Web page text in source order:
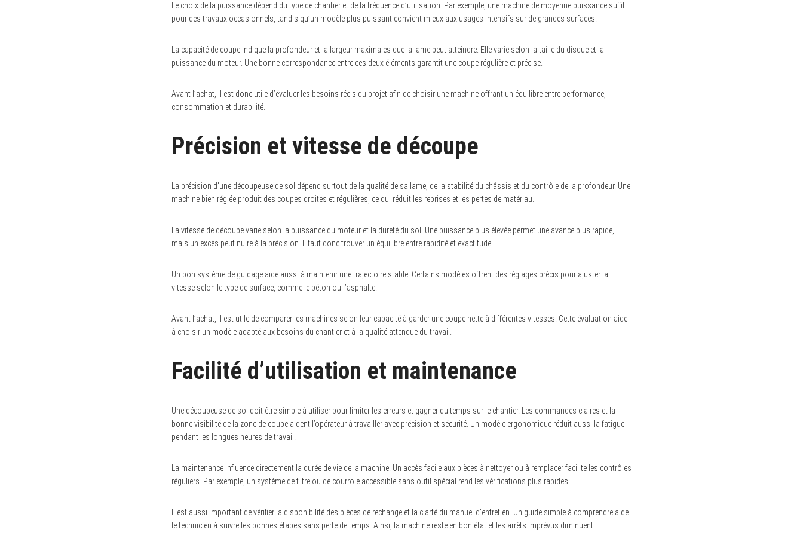
Le choix de la puissance dépend du type de chantier et de la fréquence d’utilisation. Par exemple, une machine de moyenne puissance suffit
pour des travaux occasionnels, tandis qu’un modèle plus puissant convient mieux aux usages intensifs sur de grandes surfaces.
La capacité de coupe indique la profondeur et la largeur maximales que la lame peut atteindre. Elle varie selon la taille du disque et la
puissance du moteur. Une bonne correspondance entre ces deux éléments garantit une coupe régulière et précise.
Avant l’achat, il est donc utile d’évaluer les besoins réels du projet afin de choisir une machine offrant un équilibre entre performance,
consommation et durabilité.
Précision et vitesse de découpe
La précision d’une découpeuse de sol dépend surtout de la qualité de sa lame, de la stabilité du châssis et du contrôle de la profondeur. Une
machine bien réglée produit des coupes droites et régulières, ce qui réduit les reprises et les pertes de matériau.
La vitesse de découpe varie selon la puissance du moteur et la dureté du sol. Une puissance plus élevée permet une avance plus rapide,
mais un excès peut nuire à la précision. Il faut donc trouver un équilibre entre rapidité et exactitude.
Un bon système de guidage aide aussi à maintenir une trajectoire stable. Certains modèles offrent des réglages précis pour ajuster la
vitesse selon le type de surface, comme le béton ou l’asphalte.
Avant l’achat, il est utile de comparer les machines selon leur capacité à garder une coupe nette à différentes vitesses. Cette évaluation aide
à choisir un modèle adapté aux besoins du chantier et à la qualité attendue du travail.
Facilité d’utilisation et maintenance
Une découpeuse de sol doit être simple à utiliser pour limiter les erreurs et gagner du temps sur le chantier. Les commandes claires et la
bonne visibilité de la zone de coupe aident l’opérateur à travailler avec précision et sécurité. Un modèle ergonomique réduit aussi la fatigue
pendant les longues heures de travail.
La maintenance influence directement la durée de vie de la machine. Un accès facile aux pièces à nettoyer ou à remplacer facilite les contrôles
réguliers. Par exemple, un système de filtre ou de courroie accessible sans outil spécial rend les vérifications plus rapides.
Il est aussi important de vérifier la disponibilité des pièces de rechange et la clarté du manuel d’entretien. Un guide simple à comprendre aide
le technicien à suivre les bonnes étapes sans perte de temps. Ainsi, la machine reste en bon état et les arrêts imprévus diminuent.